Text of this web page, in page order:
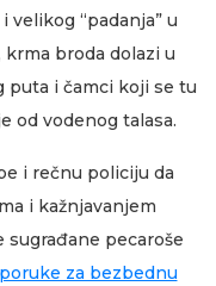
“padanja” u
broda dolazi u
puta i čamci koji se tu
od vodenog talasa.
i rečnu policiju da
i kažnjavanjem
sugrađane pecaroše
za bezbednu